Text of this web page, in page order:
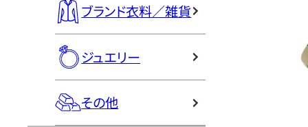
ブランド衣料／雑貨
ジュエリー
その他